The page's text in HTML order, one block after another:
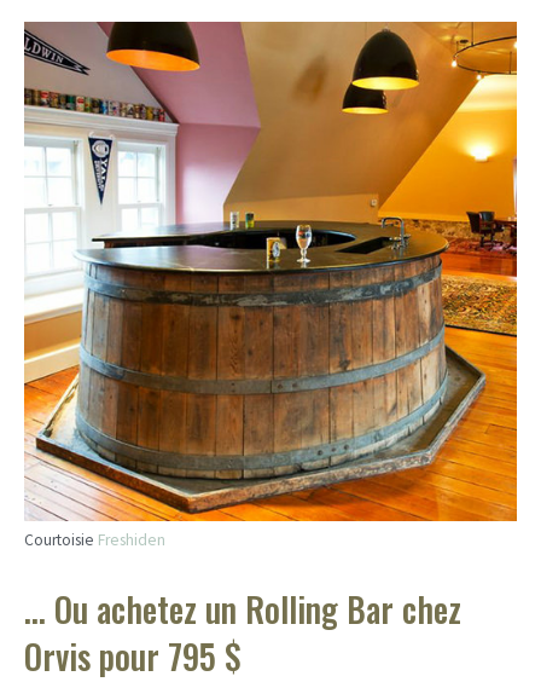
Courtoisie Freshiden
… Ou achetez un Rolling Bar chez
Orvis pour 795 $